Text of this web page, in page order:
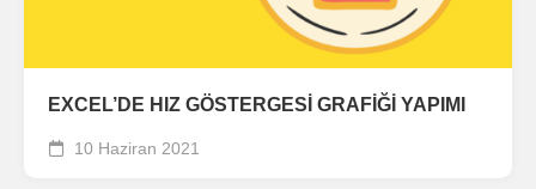
EXCEL’DE HIZ GÖSTERGESİ GRAFİĞİ YAPIMI
10 Haziran 2021